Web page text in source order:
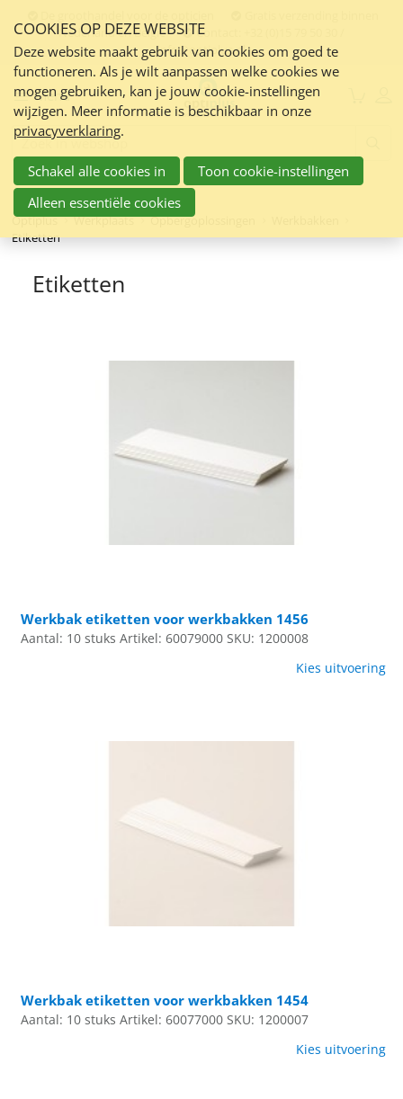
links
over
Spring
naar
de
inhoud
Spring
naar
navigatie
Nederland en Belgie
Contact:
info@optiplus.nl
Menu
Zoeken:
Optiplus Werkplaats Opbergoplossingen
Etiketten
Etiketten
Werkbak etiketten voor werkbakken 1456
Aantal: 10 stuks Artikel: 60079000 SKU: 1200008
Kies uitvoering
Werkbak etiketten voor werkbakken 1454
Aantal: 10 stuks Artikel: 60077000 SKU: 1200007
Kies uitvoering
COOKIES OP DEZE WEBSITE
Deze website maakt gebruik van cookies om goed te
functioneren. Als je wilt aanpassen welke cookies we
mogen gebruiken, kan je jouw cookie-instellingen
wijzigen. Meer informatie is beschikbaar in onze
privacyverklaring.
Schakel alle cookies in
Toon cookie-instellingen
Alleen essentiële cookies